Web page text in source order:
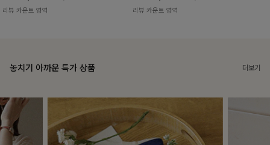
리뷰 카운트 영역 리뷰 카운트 영역
놓치기 아까운 특가 상품 더보기